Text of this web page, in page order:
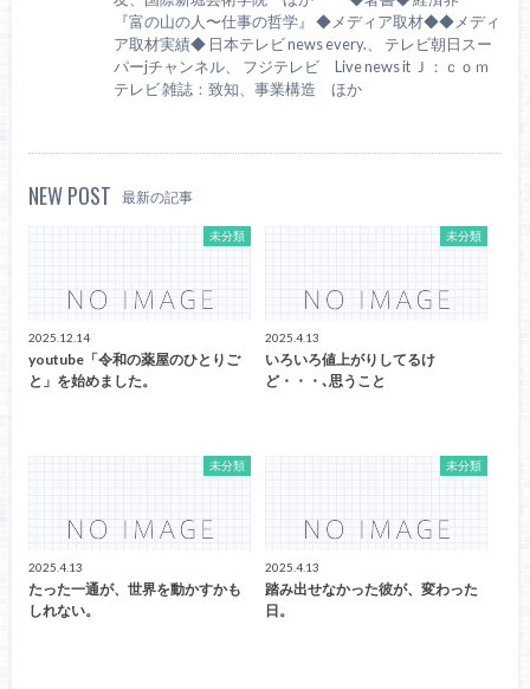
『富の山の人〜仕事の哲学』 ◆メディア取材◆◆メディ
ア取材実績◆ 日本テレビ news every.、 テレビ朝日スー
パーjチャンネル、 フジテレビ Live news it Ｊ：ｃｏｍ
テレビ 雑誌：致知、事業構造 ほか
NEW POST 最新の記事
未分類
2025.12.14
youtube「令和の薬屋のひとりご
と」を始めました。
未分類
2025.4.13
いろいろ値上がりしてるけ
ど・・・､思うこと
未分類
2025.4.13
たった一通が、世界を動かすかも
しれない。
未分類
2025.4.13
踏み出せなかった彼が、変わった
日。